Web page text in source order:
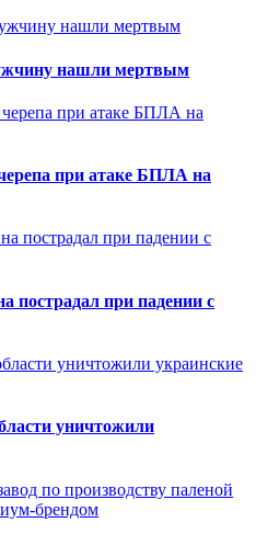
нашли мертвым
при атаке БПЛА на
пострадал при падении с
уничтожили